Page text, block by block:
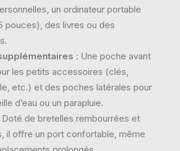
un ordinateur portable
pouces), des livres ou des
: Une poche avant
les petits accessoires (clés,
etc.) et des poches latérales pour
d’eau ou un parapluie.
Doté de bretelles rembourrées et
il offre un port confortable, même